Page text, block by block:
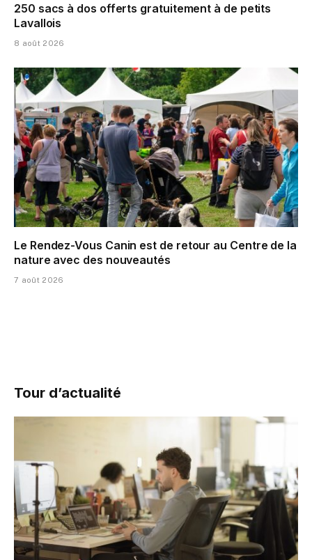
250 sacs à dos offerts gratuitement à de petits
Lavallois
8 août 2026
Le Rendez-Vous Canin est de retour au Centre de la
nature avec des nouveautés
7 août 2026
Tour d’actualité